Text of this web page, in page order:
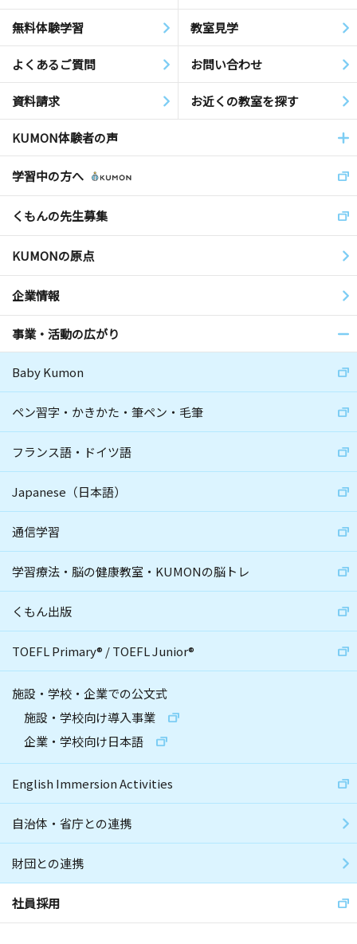
無料体験学習 教室見学
よくあるご質問 お問い合わせ
資料請求 お近くの教室を探す
KUMON体験者の声
学習中の方へ
くもんの先生募集
KUMONの原点
企業情報
事業・活動の広がり
Baby Kumon
ペン習字・かきかた・筆ペン・毛筆
フランス語・ドイツ語
Japanese（日本語）
通信学習
学習療法・脳の健康教室・KUMONの脳トレ
くもん出版
TOEFL Primary® /TOEFL Junior®
施設・学校・企業での公文式
施設・学校向け導入事業
企業・学校向け日本語
English Immersion Activities
自治体・省庁との連携
財団との連携
社員採用